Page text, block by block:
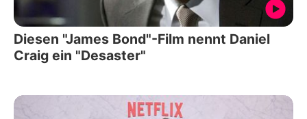
Diesen "James Bond"-Film nennt Daniel
Craig ein "Desaster"